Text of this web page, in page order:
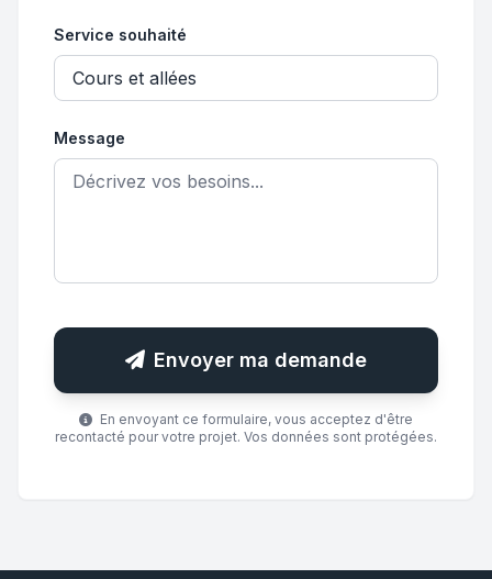
Service souhaité
Message
Envoyer ma demande
En envoyant ce formulaire, vous acceptez d'être
recontacté pour votre projet. Vos données sont protégées.